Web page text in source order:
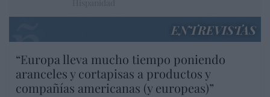
ENTREVISTAS
“Europa lleva mucho tiempo poniendo
aranceles y cortapisas a productos y
compañías americanas (y europeas)”